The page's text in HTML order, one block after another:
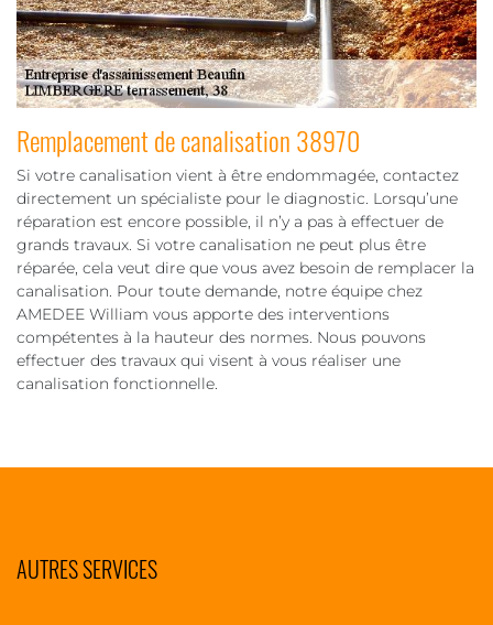
Remplacement de canalisation 38970
Si votre canalisation vient à être endommagée, contactez
directement un spécialiste pour le diagnostic. Lorsqu’une
réparation est encore possible, il n’y a pas à effectuer de
grands travaux. Si votre canalisation ne peut plus être
réparée, cela veut dire que vous avez besoin de remplacer la
canalisation. Pour toute demande, notre équipe chez
AMEDEE William vous apporte des interventions
compétentes à la hauteur des normes. Nous pouvons
effectuer des travaux qui visent à vous réaliser une
canalisation fonctionnelle.
AUTRES SERVICES